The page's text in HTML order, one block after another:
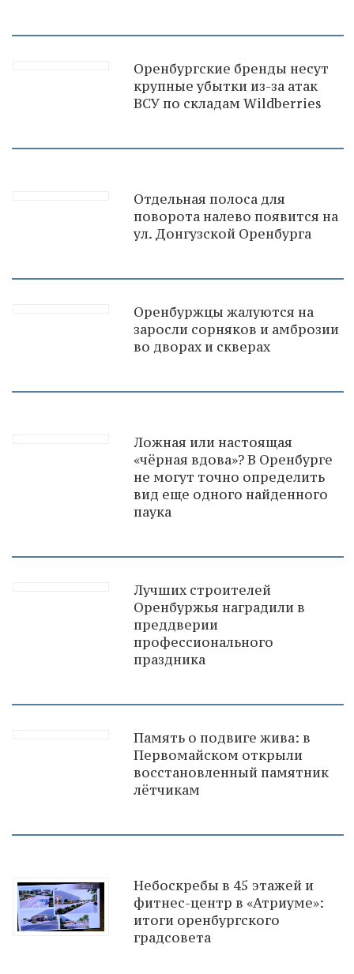
Оренбургские бренды несут
крупные убытки из-за атак
ВСУ по складам Wildberries
Отдельная полоса для
поворота налево появится на
ул. Донгузской Оренбурга
Оренбуржцы жалуются на
заросли сорняков и амброзии
во дворах и скверах
Ложная или настоящая
«чёрная вдова»? В Оренбурге
не могут точно определить
вид еще одного найденного
паука
Лучших строителей
Оренбуржья наградили в
преддверии
профессионального
праздника
Память о подвиге жива: в
Первомайском открыли
восстановленный памятник
лётчикам
Небоскребы в 45 этажей и
фитнес-центр в «Атриуме»:
итоги оренбургского
градсовета